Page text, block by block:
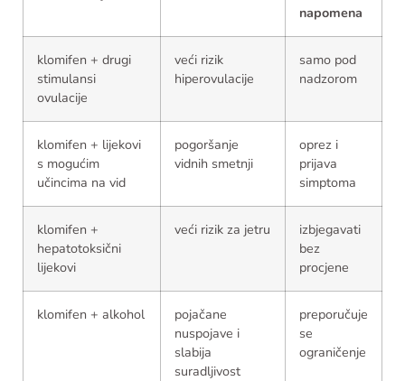
napomena
klomifen + drugi
stimulansi
ovulacije
veći rizik
hiperovulacije
samo pod
nadzorom
klomifen + lijekovi
s mogućim
učincima na vid
pogoršanje
vidnih smetnji
oprez i
prijava
simptoma
klomifen +
hepatotoksični
lijekovi
veći rizik za jetru
izbjegavati
bez
procjene
klomifen + alkohol
pojačane
nuspojave i
slabija
suradljivost
preporučuje
se
ograničenje